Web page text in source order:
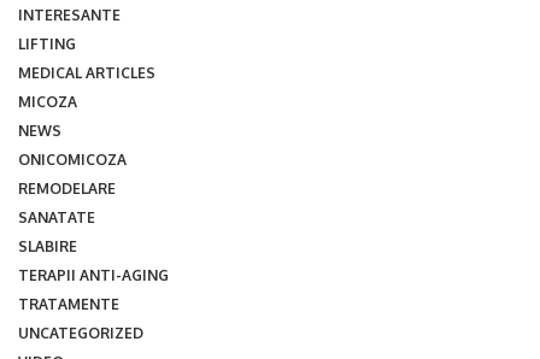
INTERESANTE
LIFTING
MEDICAL ARTICLES
MICOZA
NEWS
ONICOMICOZA
REMODELARE
SANATATE
SLABIRE
TERAPII ANTI-AGING
TRATAMENTE
UNCATEGORIZED